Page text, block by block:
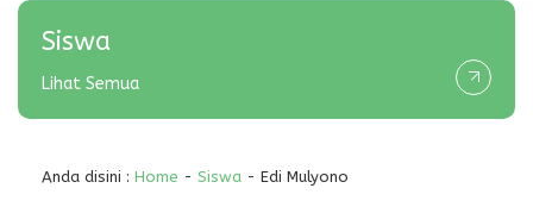
Siswa
Lihat Semua
Anda disini : Home - Siswa - Edi Mulyono